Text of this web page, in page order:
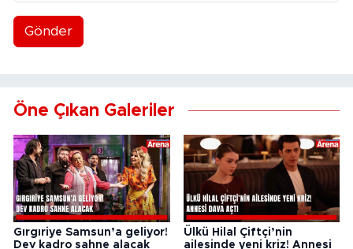
Gönder
Öne Çıkan Galeriler
Gırgıriye Samsun’a geliyor!
Dev kadro sahne alacak
Ülkü Hilal Çiftçi’nin
ailesinde yeni kriz! Annesi